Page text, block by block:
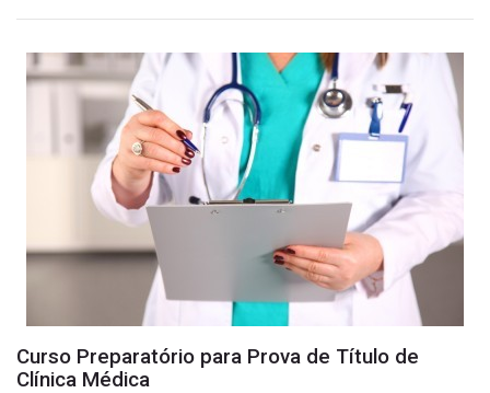
Curso Preparatório para Prova de Título de
Clínica Médica